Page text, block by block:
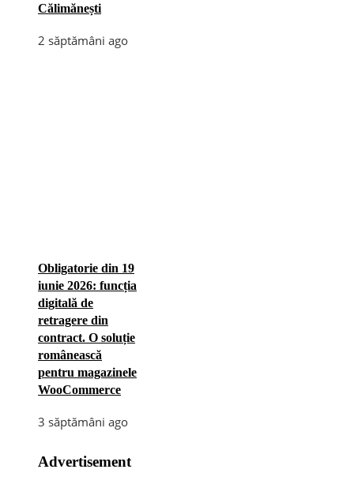
Călimănești
2 săptămâni ago
Obligatorie din 19
iunie 2026: funcția
digitală de
retragere din
contract. O soluție
românească
pentru magazinele
WooCommerce
3 săptămâni ago
Advertisement